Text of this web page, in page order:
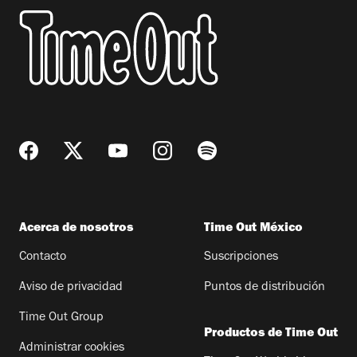
Acerca de nosotros
Contacto
Aviso de privacidad
Time Out Group
Administrar cookies
Time Out México
Suscripciones
Puntos de distribución
Productos de Time Out